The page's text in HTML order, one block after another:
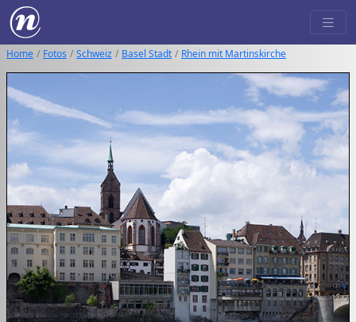
Home Fotos Schweiz Basel Stadt Rhein mit Martinskirche